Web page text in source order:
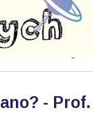
- Prof.